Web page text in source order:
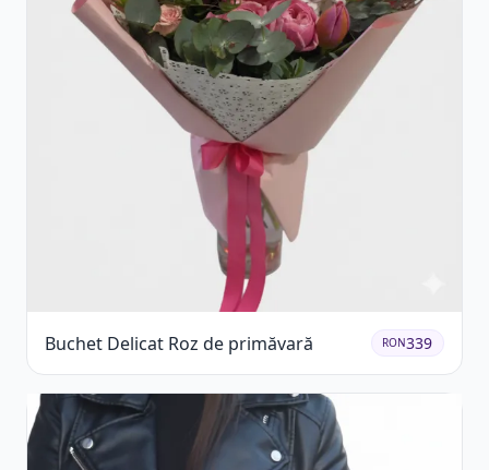
Buchet Delicat Roz de primăvară RON339